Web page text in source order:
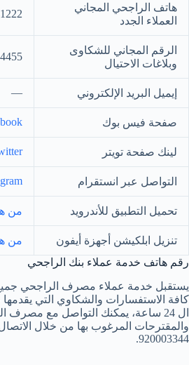
هاتف الراجحي المجاني
العملاء الجدد
الرقم المجاني للشكاوى
وبلاغات الاحتيال
إيميل البريد الإلكتروني —
صفحة فيس بوك
لينك صفحة تويتر
التواصل عبر انستقرام
تحميل التطبيق للأندرويد من
تنزيل ابلكيشن أجهزة أيفون
من
رقم هاتف خدمة عملاء بنك الراجحي
يستقبل خدمة عملاء مصرف الراجحي
كافة الاستفسارات والشكاوي التي
ال 24 ساعة، يمكنك التواصل مع
والمقترحات المرغوب بها من خلال
920003344.